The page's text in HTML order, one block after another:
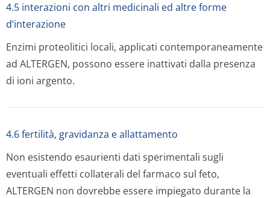
4.5 interazioni con altri medicinali ed altre forme
d’interazione
Enzimi proteolitici locali, applicati contemporaneamente
ad ALTERGEN, possono essere inattivati dalla presenza
di ioni argento.
4.6 fertilità, gravidanza e allattamento
Non esistendo esaurienti dati sperimentali sugli
eventuali effetti collaterali del farmaco sul feto,
ALTERGEN non dovrebbe essere impiegato durante la